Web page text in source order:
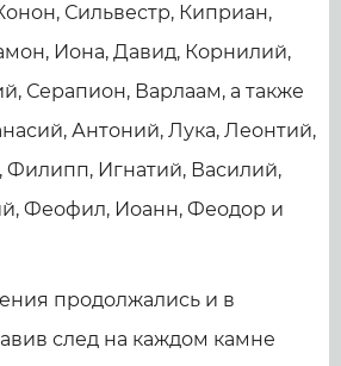
Сильвестр, Киприан,
Иона, Давид, Корнилий,
Серапион, Варлаам, а также
Антоний, Лука, Леонтий,
Игнатий, Василий,
Феофил, Иоанн, Феодор и
продолжались и в
след на каждом камне